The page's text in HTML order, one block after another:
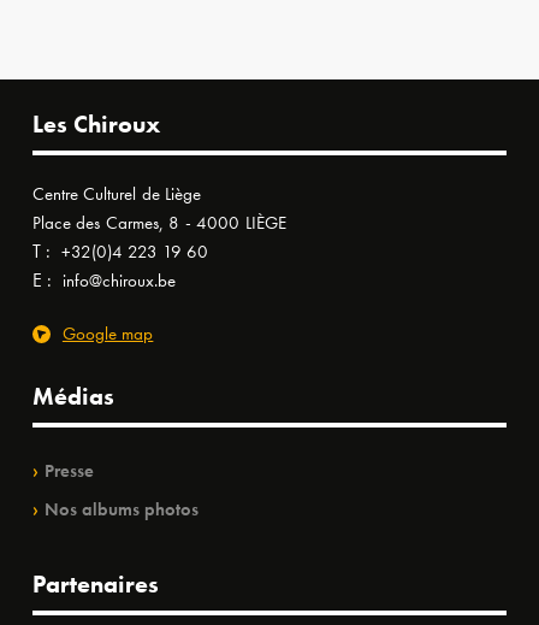
Les Chiroux
Centre Culturel de Liège
Place des Carmes, 8 - 4000 LIÈGE
T : +32(0)4 223 19 60
E : info@chiroux.be
Google map
Médias
Presse
Nos albums photos
Partenaires